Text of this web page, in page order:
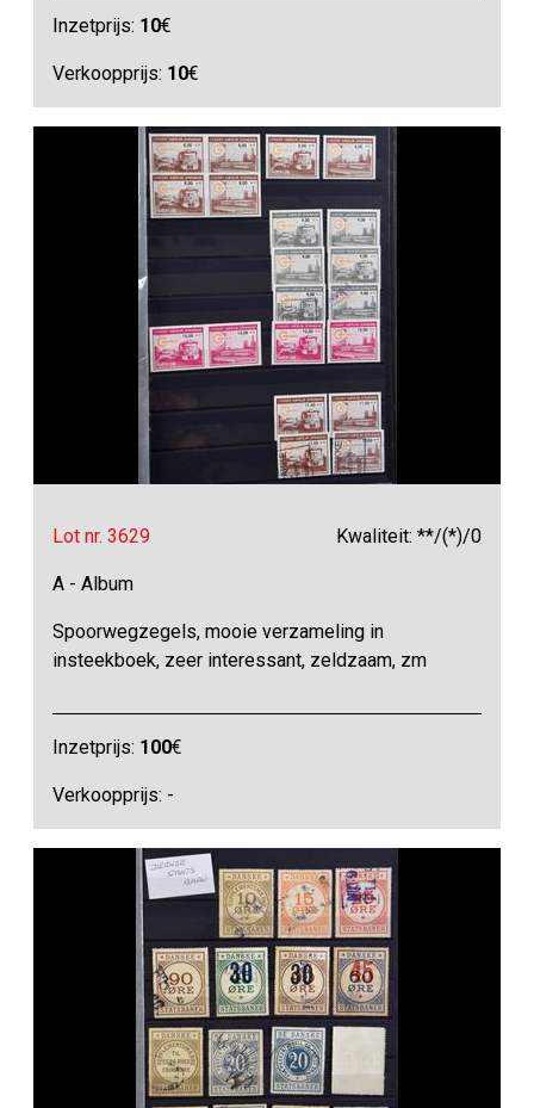
Inzetprijs: 10€
Verkoopprijs: 10€
Lot nr. 3629 Kwaliteit: **/(*)/0
A - Album
Spoorwegzegels, mooie verzameling in
insteekboek, zeer interessant, zeldzaam, zm
Inzetprijs: 100€
Verkoopprijs: -